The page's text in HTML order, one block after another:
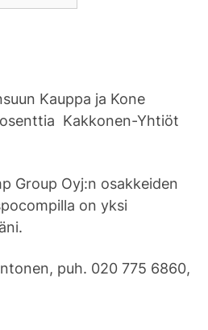
Kauppa ja Kone
Kakkonen-Yhtiöt
Group Oyj:n osakkeiden
on yksi
puh. 020 775 6860,